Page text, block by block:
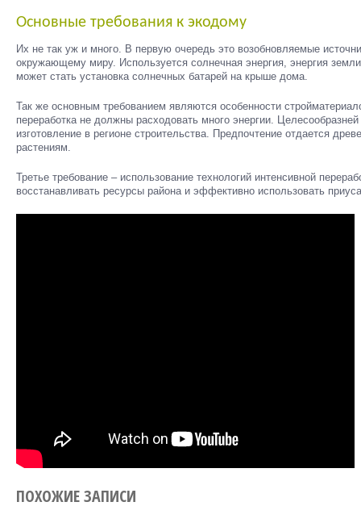
Основные требования к экодому
Их не так уж и много. В первую очередь это возобновляемые
окружающему миру. Используется солнечная энергия, энергия
может стать установка солнечных батарей на крыше дома.
Так же основным требованием являются особенности
переработка не должны расходовать много энергии.
изготовление в регионе строительства. Предпочтение отдается
растениям.
Третье требование – использование технологий интенсивной
восстанавливать ресурсы района и эффективно использовать
ПОХОЖИЕ ЗАПИСИ